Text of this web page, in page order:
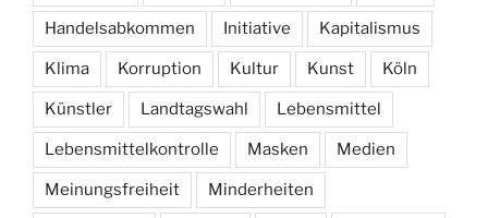
Handelsabkommen Initiative Kapitalismus
Klima Korruption Kultur Kunst Köln
Künstler Landtagswahl Lebensmittel
Lebensmittelkontrolle Masken Medien
Meinungsfreiheit Minderheiten